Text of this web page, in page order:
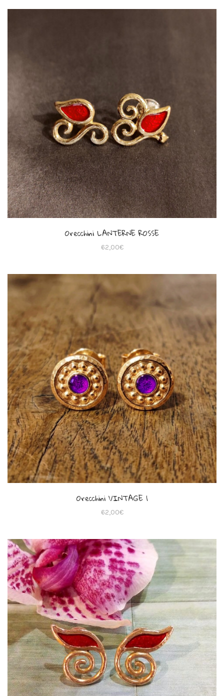
Orecchini LANTERNE ROSSE
62,00€
Orecchini VINTAGE 1
62,00€